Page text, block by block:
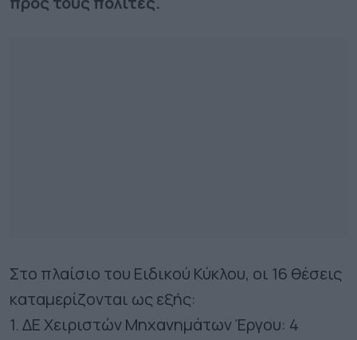
Στο πλαίσιο του Ειδικού Κύκλου, οι 16 θέσεις
καταμερίζονται ως εξής:
1. ΔΕ Χειριστών Μηχανημάτων Έργου: 4